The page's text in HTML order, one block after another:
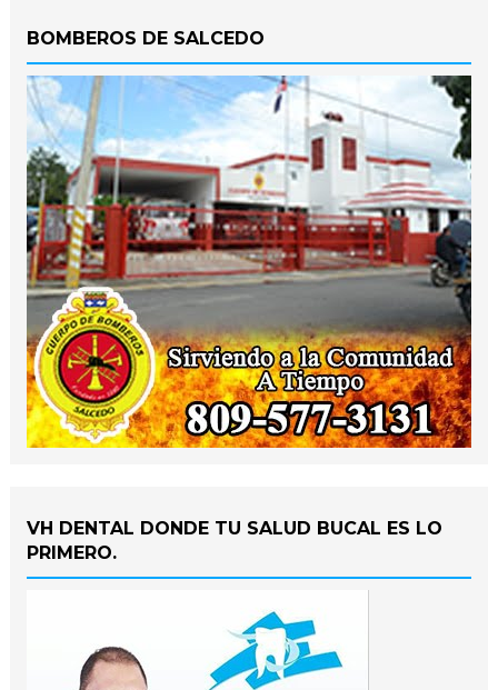
BOMBEROS DE SALCEDO
VH DENTAL DONDE TU SALUD BUCAL ES LO
PRIMERO.